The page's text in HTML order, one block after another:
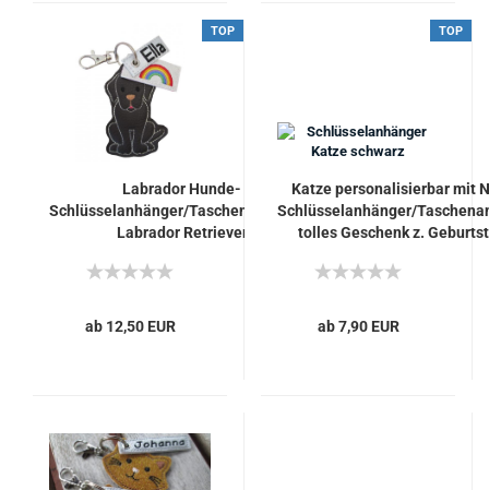
TOP
Labrador Hunde-
Schlüsselanhänger/Taschenanhänger
Labrador Retriever
ab 12,50 EUR
TOP
Katze personalisierbar mit
Schlüsselanhänger/
tolles Geschenk z.
ab 7,90 EUR